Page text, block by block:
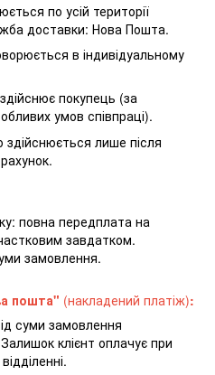
по усій території
доставки: Нова Пошта.
в індивідуальному
покупець (за
умов співпраці).
лише після
повна передплата на
завдатком.
замовлення.
пошта" (накладений платіж):
суми замовлення
клієнт оплачує при